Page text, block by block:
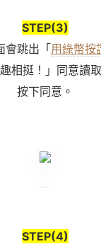
STEP(3)
會跳出「 用綠幣按
相挺！」同意讀
按下同意。
STEP(4)